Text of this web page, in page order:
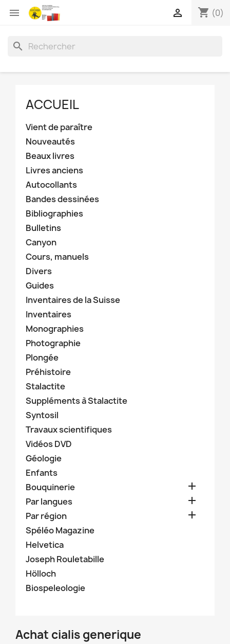
 shopping_cart (0)

search
ACCUEIL
Vient de paraître
Nouveautés
Beaux livres
Livres anciens
Autocollants
Bandes dessinées
Bibliographies
Bulletins
Canyon
Cours, manuels
Divers
Guides
Inventaires de la Suisse
Inventaires
Monographies
Photographie
Plongée
Préhistoire
Stalactite
Suppléments à Stalactite
Syntosil
Travaux scientifiques
Vidéos DVD
Géologie
Enfants
Bouquinerie

Par langues 
Par région 
Spéléo Magazine
Helvetica
Joseph Rouletabille
Hölloch
Biospeleologie
Achat cialis generique